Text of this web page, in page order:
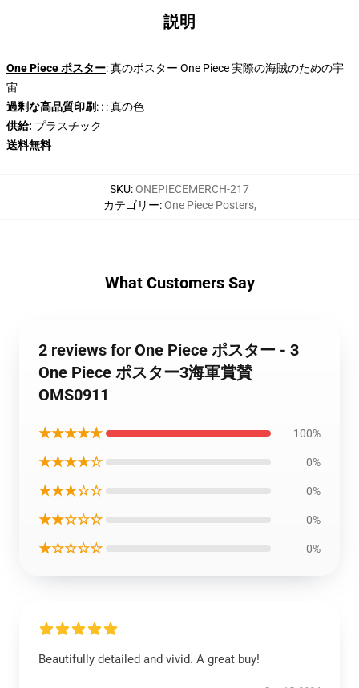
説明
One Piece ポスター: 真のポスター One Piece 実際の海賊のための宇
宙
過剰な高品質印刷: : : 真の色
供給: プラスチック
送料無料
SKU:ONEPIECEMERCH-217
カテゴリー:One Piece Posters,
What Customers Say
2 reviews for One Piece ポスター - 3
One Piece ポスター3海軍賞賛
OMS0911
★★★★★ 100%
★★★★☆ 0%
★★★☆☆ 0%
★★☆☆☆ 0%
★☆☆☆☆ 0%
Beautifully detailed and vivid. A great buy!